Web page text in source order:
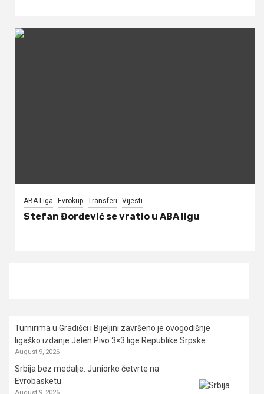
ABA Liga Evrokup Transferi Vijesti
Stefan Đorđević se vratio u ABA ligu
Turnirima u Gradišci i Bijeljini završeno je ovogodišnje
ligaško izdanje Jelen Pivo 3×3 lige Republike Srpske
August 9, 2026
Srbija bez medalje: Juniorke četvrte na
Evrobasketu
August 9, 2026